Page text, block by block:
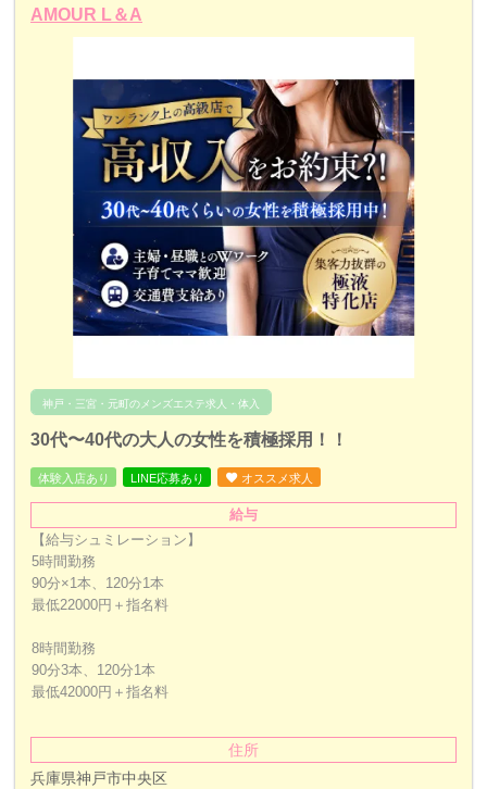
AMOUR L＆A
神戸・三宮・元町のメンズエステ求人・体入
30代〜40代の大人の女性を積極採用！！
体験入店あり LINE応募あり オススメ求人
給与
【給与シュミレーション】
5時間勤務
90分×1本、120分1本
最低22000円＋指名料
8時間勤務
90分3本、120分1本
最低42000円＋指名料
住所
兵庫県神戸市中央区